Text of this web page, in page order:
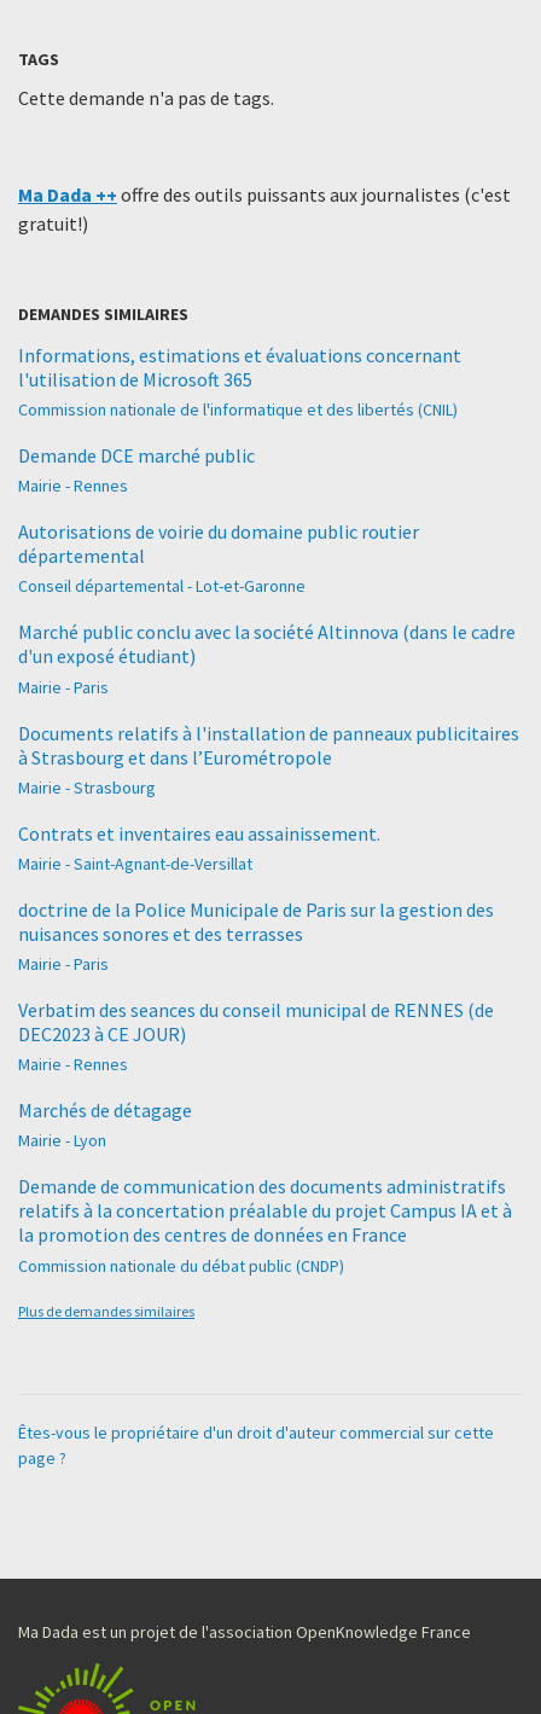
TAGS
Cette demande n'a pas de tags.
Ma Dada ++ offre des outils puissants aux journalistes (c'est
gratuit!)
DEMANDES SIMILAIRES
Informations, estimations et évaluations concernant
l'utilisation de Microsoft 365
Commission nationale de l'informatique et des libertés (CNIL)
Demande DCE marché public
Mairie - Rennes
Autorisations de voirie du domaine public routier
départemental
Conseil départemental - Lot-et-Garonne
Marché public conclu avec la société Altinnova (dans le cadre
d'un exposé étudiant)
Mairie - Paris
Documents relatifs à l'installation de panneaux publicitaires
à Strasbourg et dans l’Eurométropole
Mairie - Strasbourg
Contrats et inventaires eau assainissement.
Mairie - Saint-Agnant-de-Versillat
doctrine de la Police Municipale de Paris sur la gestion des
nuisances sonores et des terrasses
Mairie - Paris
Verbatim des seances du conseil municipal de RENNES (de
DEC2023 à CE JOUR)
Mairie - Rennes
Marchés de détagage
Mairie - Lyon
Demande de communication des documents administratifs
relatifs à la concertation préalable du projet Campus IA et à
la promotion des centres de données en France
Commission nationale du débat public (CNDP)
Plus de demandes similaires
Êtes-vous le propriétaire d'un droit d'auteur commercial sur cette
page ?
Ma Dada est un projet de l'association OpenKnowledge France